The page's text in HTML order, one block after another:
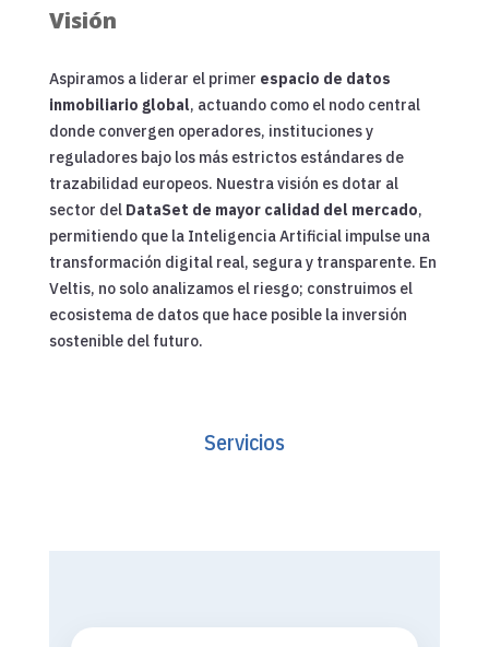
Visión
Aspiramos a liderar el primer espacio de datos
inmobiliario global, actuando como el nodo central
donde convergen operadores, instituciones y
reguladores bajo los más estrictos estándares de
trazabilidad europeos. Nuestra visión es dotar al
sector del DataSet de mayor calidad del mercado,
permitiendo que la Inteligencia Artificial impulse una
transformación digital real, segura y transparente. En
Veltis, no solo analizamos el riesgo; construimos el
ecosistema de datos que hace posible la inversión
sostenible del futuro.
Servicios